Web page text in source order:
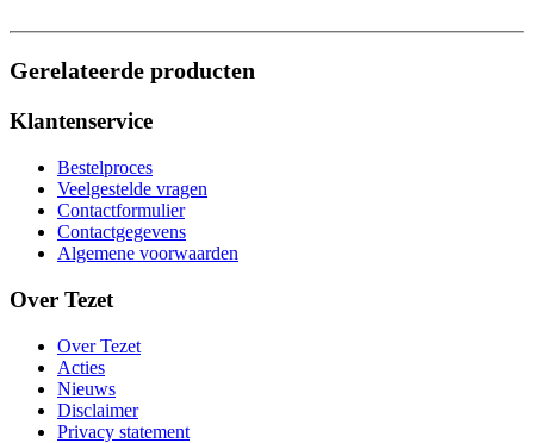
Gerelateerde producten
Klantenservice
Bestelproces
Veelgestelde vragen
Contactformulier
Contactgegevens
Algemene voorwaarden
Over Tezet
Over Tezet
Acties
Nieuws
Disclaimer
Privacy statement